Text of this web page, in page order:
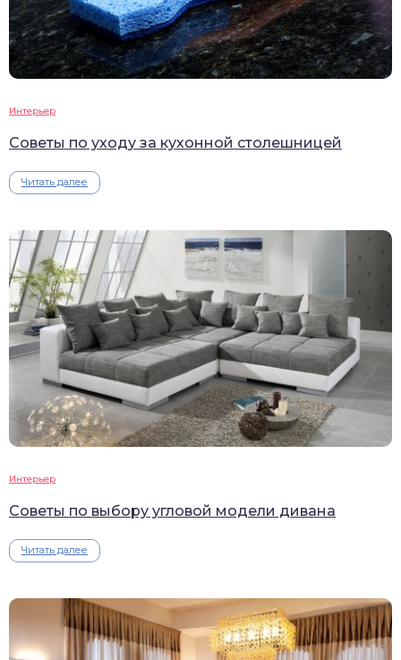
Интерьер
Советы по уходу за кухонной столешницей
Читать далее
Интерьер
Советы по выбору угловой модели дивана
Читать далее